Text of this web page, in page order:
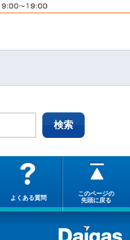
よくある質問
このページの
先頭に戻る